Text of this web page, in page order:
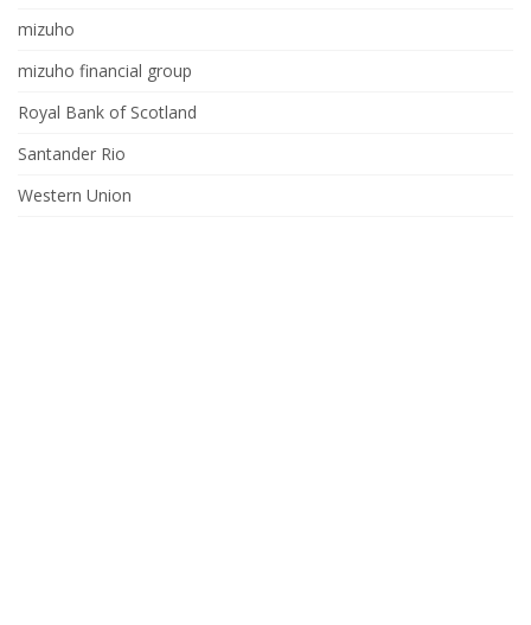
mizuho
mizuho financial group
Royal Bank of Scotland
Santander Rio
Western Union